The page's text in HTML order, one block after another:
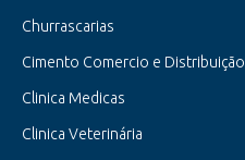
Churrascarias
Cimento Comercio e Distribuição
Clinica Medicas
Clinica Veterinária